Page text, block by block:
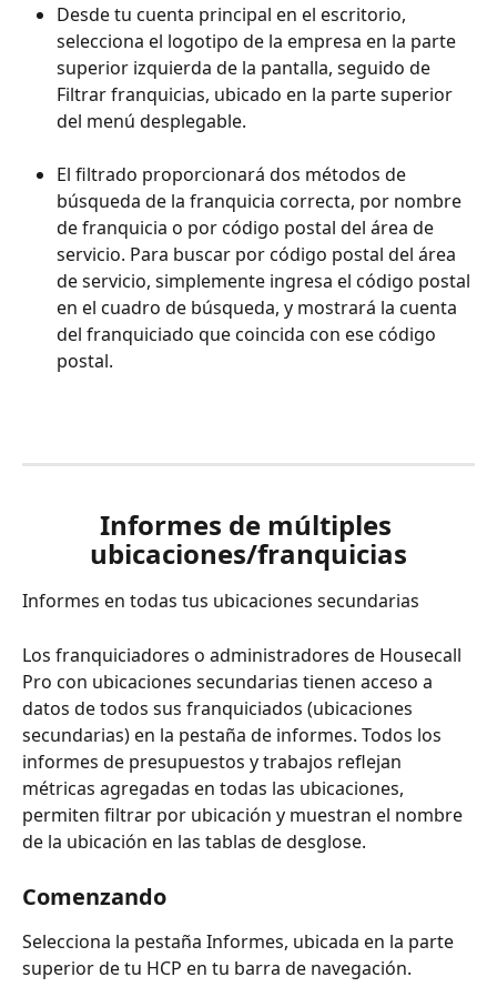
Desde tu cuenta principal en el escritorio,
selecciona el logotipo de la empresa en la parte
superior izquierda de la pantalla, seguido de
Filtrar franquicias, ubicado en la parte superior
del menú desplegable.
El filtrado proporcionará dos métodos de
búsqueda de la franquicia correcta, por nombre
de franquicia o por código postal del área de
servicio. Para buscar por código postal del área
de servicio, simplemente ingresa el código postal
en el cuadro de búsqueda, y mostrará la cuenta
del franquiciado que coincida con ese código
postal.
Informes de múltiples
ubicaciones/franquicias
Informes en todas tus ubicaciones secundarias
Los franquiciadores o administradores de Housecall
Pro con ubicaciones secundarias tienen acceso a
datos de todos sus franquiciados (ubicaciones
secundarias) en la pestaña de informes. Todos los
informes de presupuestos y trabajos reflejan
métricas agregadas en todas las ubicaciones,
permiten filtrar por ubicación y muestran el nombre
de la ubicación en las tablas de desglose.
Comenzando
Selecciona la pestaña Informes, ubicada en la parte
superior de tu HCP en tu barra de navegación.